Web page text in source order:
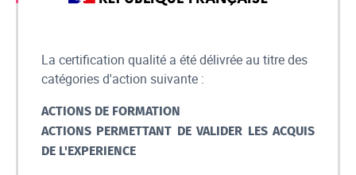
La certification qualité a été délivrée au titre des
catégories d'action suivante :
ACTIONS DE FORMATION
ACTIONS PERMETTANT DE VALIDER LES ACQUIS
DE L'EXPERIENCE